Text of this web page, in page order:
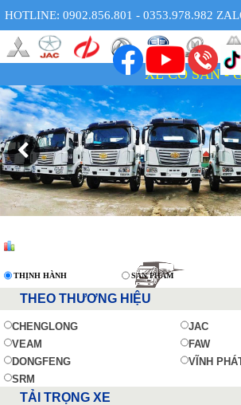
HOTLINE: 0902.856.801 - 0353.978.982
XE CÓ SẴN - GIÁ TỐT - UY
THỊNH HÀNH SẢN PHẨM
THEO THƯƠNG HIỆU
CHENGLONG
JAC
VEAM
FAW
DONGFENG
VĨNH
SRM
TẢI TRỌNG XE